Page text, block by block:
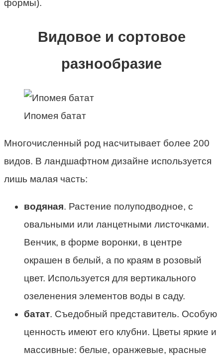
формы).
Видовое и сортовое
разнообразие
Ипомея батат
Многочисленный род насчитывает более 200
видов. В ландшафтном дизайне используется
лишь малая часть:
водяная. Растение полуподводное, с
овальными или ланцетными листочками.
Венчик, в форме воронки, в центре
окрашен в белый, а по краям в розовый
цвет. Используется для вертикального
озеленения элементов воды в саду.
батат. Съедобный представитель. Особую
ценность имеют его клубни. Цветы яркие и
массивные: белые, оранжевые, красные